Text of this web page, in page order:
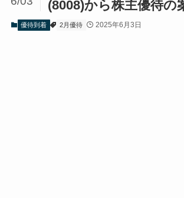
(8008)から株主優待の
優待到着 2月優待 2025年6月3日